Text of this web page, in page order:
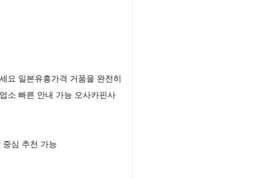
요 일본유흥가격 거품을 완전히
소 빠른 안내 가능 오사카핀사
심 추천 가능